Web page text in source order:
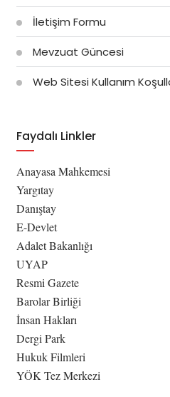
İletişim Formu
Mevzuat Güncesi
Web Sitesi Kullanım
Faydalı Linkler
Anayasa Mahkemesi
Yargıtay
Danıştay
E-Devlet
Adalet Bakanlığı
UYAP
Resmi Gazete
Barolar Birliği
İnsan Hakları
Dergi Park
Hukuk Filmleri
YÖK Tez Merkezi